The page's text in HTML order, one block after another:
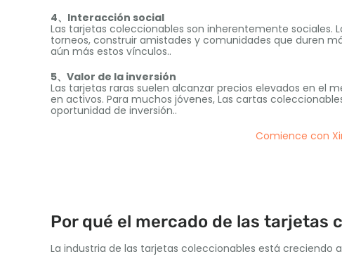
4、Interacción social
Las tarjetas coleccionables son inherentemente sociales.
torneos, construir amistades y comunidades que duren
aún más estos vínculos..
5、Valor de la inversión
Las tarjetas raras suelen alcanzar precios elevados en el
en activos. Para muchos jóvenes, Las cartas
oportunidad de inversión..
Comience con
Por qué el mercado de las tarjetas
La industria de las tarjetas coleccionables está creciendo